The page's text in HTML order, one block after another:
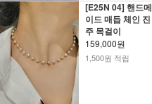
[E25N 04] 핸드메
이드 매듭 체인 진
주 목걸이
159,000원
1,500원 적립